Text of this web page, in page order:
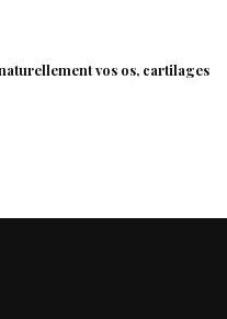
vos os, cartilages